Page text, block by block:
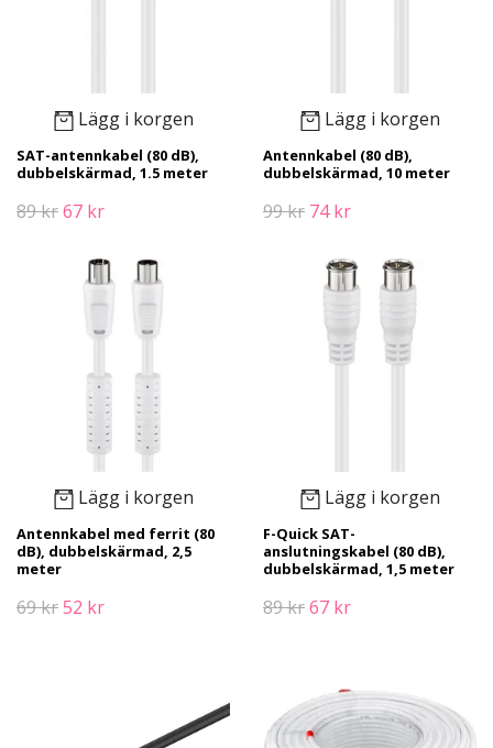
Lägg i korgen
SAT-antennkabel (80 dB),
dubbelskärmad, 1.5 meter
89 kr67 kr
Lägg i korgen
Antennkabel (80 dB),
dubbelskärmad, 10 meter
99 kr 74 kr
Lägg i korgen
Antennkabel med ferrit (80
dB), dubbelskärmad, 2,5
meter
69 kr52 kr
Lägg i korgen
F-Quick SAT-
anslutningskabel (80 dB),
dubbelskärmad, 1,5 meter
89 kr67 kr